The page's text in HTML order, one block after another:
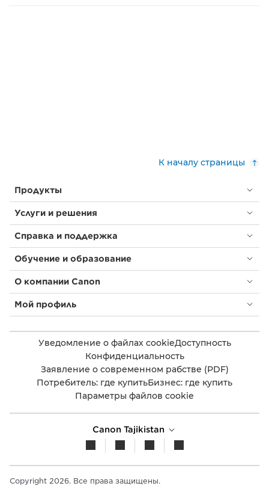
К началу страницы
Продукты
Услуги и решения
Справка и поддержка
Обучение и образование
О компании Canon
Мой профиль
Уведомление о файлах cookieДоступность
Конфиденциальность
Заявление о современном рабстве (PDF)
Потребитель: где купитьБизнес: где купить
Параметры файлов cookie
Canon Tajikistan
Copyright 2026. Все права защищены.